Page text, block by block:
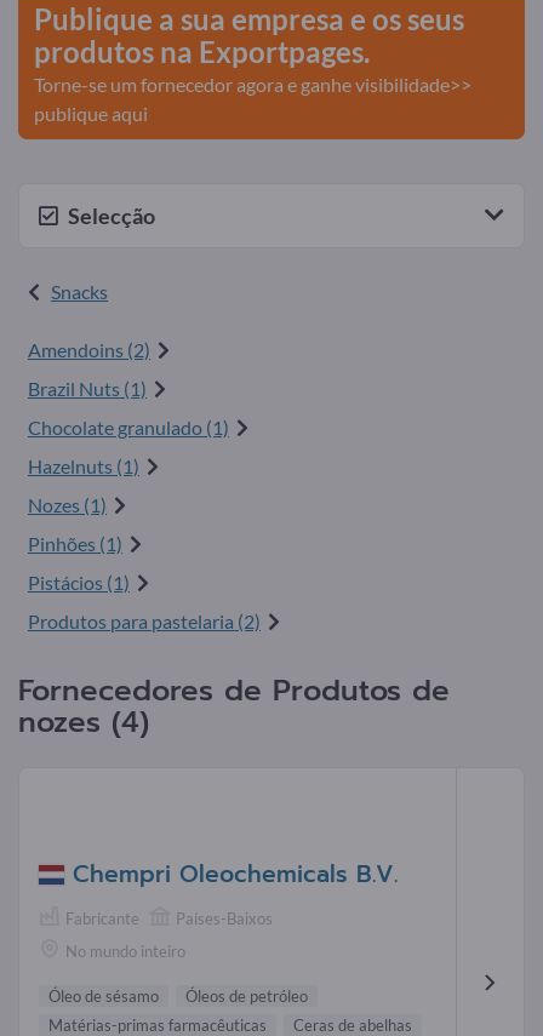
Publique a sua empresa e os seus
produtos na Exportpages.
Torne-se um fornecedor agora e ganhe visibilidade>>
publique aqui
Selecção
Snacks
Amendoins (2)
Brazil Nuts (1)
Chocolate granulado (1)
Hazelnuts (1)
Nozes (1)
Pinhões (1)
Pistácios (1)
Produtos para pastelaria (2)
Fornecedores de Produtos de
nozes (4)
Chempri Oleochemicals B.V.
Fabricante
Países-Baixos
No mundo inteiro
Óleo de sésamo
Óleos de petróleo
Matérias-primas farmacêuticas
Ceras de abelhas